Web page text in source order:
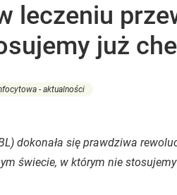
leczeniu
już
- aktualności
dokonała się prawdziwa
świecie, w którym nie